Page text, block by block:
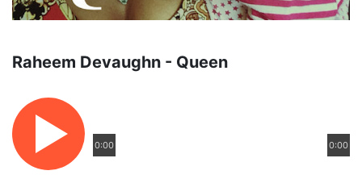
Raheem Devaughn - Queen
0:00 0:00